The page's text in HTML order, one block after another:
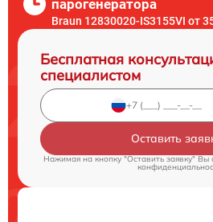
парогенератора
Braun 12830020-IS3155VI от
Бесплатная
специалистом
Оставить
Нажимая на кнопку "Оставить заявку" Вы